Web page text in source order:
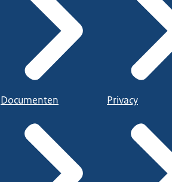
Documenten Privacy